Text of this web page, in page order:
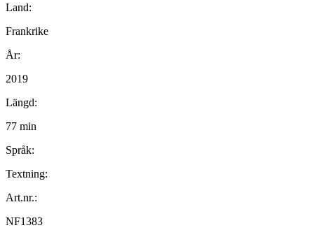
Land:
Frankrike
År:
2019
Längd:
77 min
Språk:
Textning:
Art.nr.:
NF1383